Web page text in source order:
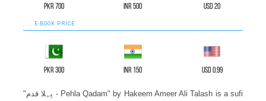
PKR 700 INR 500 USD 20
E-BOOK PRICE
PKR 300 INR 150 USD 0.99
"پہلا قدم - Pehla Qadam" by Hakeem Ameer Ali Talash is a sufi